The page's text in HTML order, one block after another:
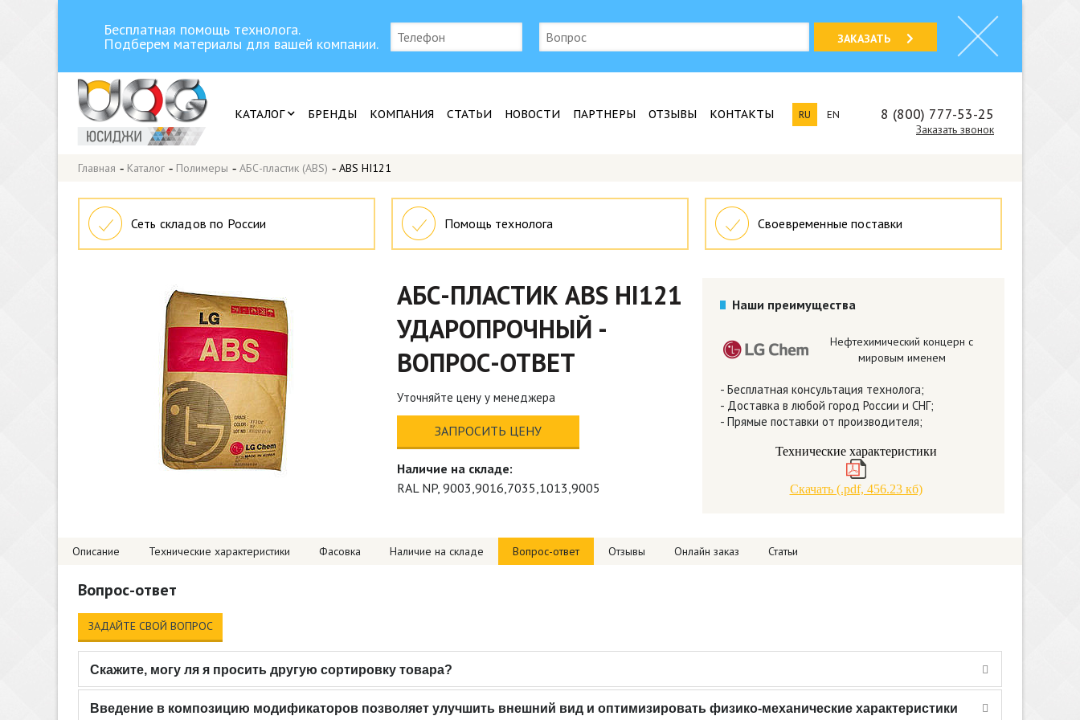
Бесплатная помощь технолога.
Подберем материалы для вашей компании. ЗАКАЗАТЬ
КАТАЛОГ БРЕНДЫ КОМПАНИЯ СТАТЬИ НОВОСТИ ПАРТНЕРЫ ОТЗЫВЫ КОНТАКТЫ RU EN 8 (800) 777-53-25
Заказать звонок
Главная - Каталог - Полимеры - АБС-пластик (ABS) - ABS HI121
Сеть складов по России Помощь технолога Своевременные поставки
АБС-ПЛАСТИК ABS HI121
УДАРОПРОЧНЫЙ -
ВОПРОС-ОТВЕТ
Уточняйте цену у менеджера
ЗАПРОСИТЬ ЦЕНУ
Наличие на складе:
RAL NP, 9003,9016,7035,1013,9005
Наши преимущества
Нефтехимический концерн с
мировым именем
- Бесплатная консультация технолога;
- Доставка в любой город России и СНГ;
- Прямые поставки от производителя;
Технические характеристики
Скачать (.pdf, 456.23 кб)
Описание Технические характеристики Фасовка Наличие на складе Вопрос-ответ Отзывы Онлайн заказ Статьи
Вопрос-ответ
ЗАДАЙТЕ СВОЙ ВОПРОС
Скажите, могу ля я просить другую сортировку товара?
композицию модификаторов позволяет улучшить внешний вид и оптимизировать физико-механические характеристики расплава, а также готового продукта.
Введение в композицию модификаторов позволяет улучшить внешний вид и оптимизировать физико-механические характеристики